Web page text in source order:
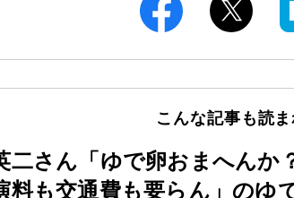
こんな記事も読
二さん「ゆで卵おまへんか
料も交通費も要らん」のゆ